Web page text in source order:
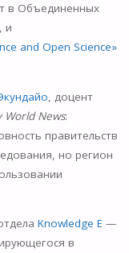
в Объединенных
и
and Open Science»
, доцент
World News:
правительств
но регион
Knowledge E—
в